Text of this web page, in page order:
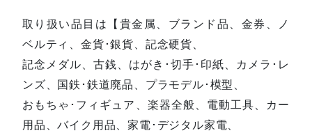
取り扱い品目は【貴金属、ブランド品、金券、ノ
ベルティ、金貨･銀貨、記念硬貨、
記念メダル、古銭、はがき･切手･印紙、カメラ･レ
ンズ、国鉄･鉄道廃品、プラモデル･模型、
おもちゃ･フィギュア、楽器全般、電動工具、カー
用品、バイク用品、家電･デジタル家電、